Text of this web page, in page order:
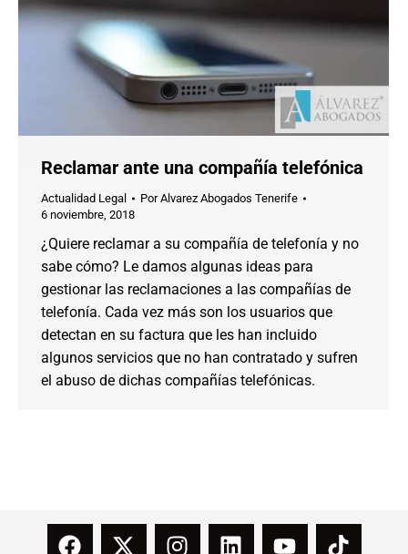
Reclamar ante una compañía telefónica
Actualidad Legal PorAlvarez Abogados Tenerife
6 noviembre, 2018
¿Quiere reclamar a su compañía de telefonía y no
sabe cómo? Le damos algunas ideas para
gestionar las reclamaciones a las compañías de
telefonía. Cada vez más son los usuarios que
detectan en su factura que les han incluido
algunos servicios que no han contratado y sufren
el abuso de dichas compañías telefónicas.